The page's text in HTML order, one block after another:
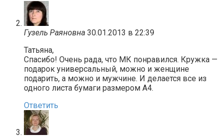
Гузель Раяновна 30.01.2013 в 22:39
Татьяна,
Спасибо! Очень рада, что МК понравился. Кружка —
подарок универсальный, можно и женщине
подарить, а можно и мужчине. И делается все из
одного листа бумаги размером А4.
Ответить